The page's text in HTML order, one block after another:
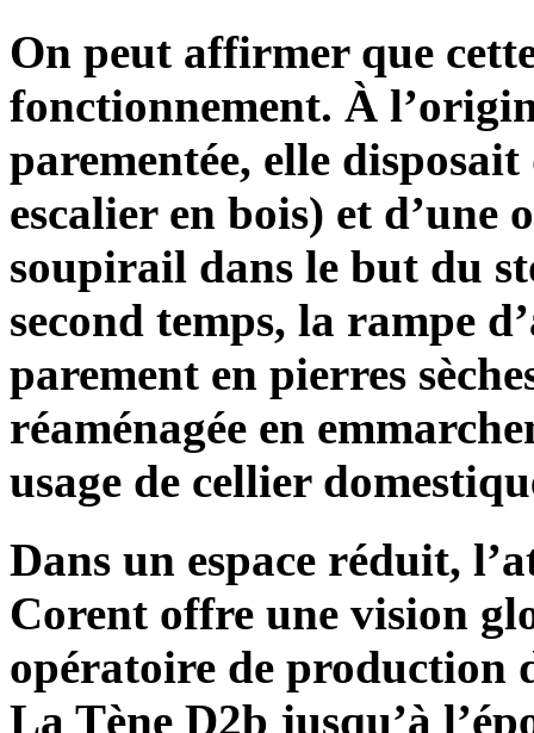
On peut affirmer que
fonctionnement. À
parementée, elle
escalier en bois) et d’une
soupirail dans le but du
second temps, la rampe
parement en pierres
réaménagée en
usage de cellier
Dans un espace réduit,
Corent offre une vision
opératoire de production
La Tène D2b jusqu’à